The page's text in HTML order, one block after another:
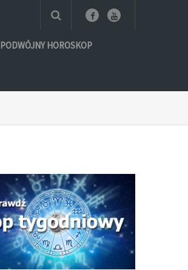
PODWÓJNY HOROSKOP